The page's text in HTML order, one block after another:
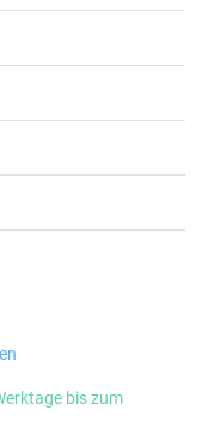
bis zum